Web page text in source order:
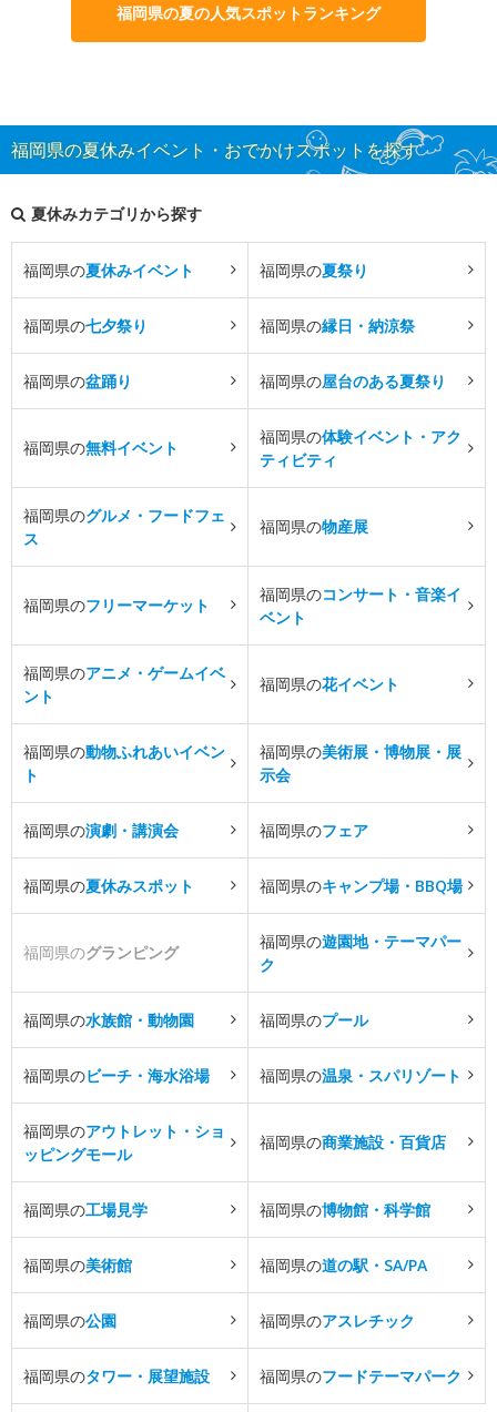
福岡県の夏の人気スポットランキング
福岡県の夏休みイベント・おでかけスポットを探す
夏休みカテゴリから探す
福岡県の夏休みイベント 福岡県の夏祭り
福岡県の七夕祭り 福岡県の縁日・納涼祭
福岡県の盆踊り 福岡県の屋台のある夏祭り
福岡県の無料イベント
福岡県の体験イベント・アク
ティビティ
福岡県のグルメ・フードフェ
ス
福岡県の物産展
福岡県のフリーマーケット
福岡県のコンサート・音楽イ
ベント
福岡県のアニメ・ゲームイベ
ント
福岡県の花イベント
福岡県の動物ふれあいイベン
ト
福岡県の美術展・博物展・展
示会
福岡県の演劇・講演会 福岡県のフェア
福岡県の夏休みスポット 福岡県のキャンプ場・BBQ場
福岡県のグランピング
福岡県の遊園地・テーマパー
ク
福岡県の水族館・動物園 福岡県のプール
福岡県のビーチ・海水浴場 福岡県の温泉・スパリゾート
福岡県のアウトレット・ショ
ッピングモール
福岡県の商業施設・百貨店
福岡県の工場見学 福岡県の博物館・科学館
福岡県の美術館 福岡県の道の駅・SA/PA
福岡県の公園 福岡県のアスレチック
福岡県のタワー・展望施設 福岡県のフードテーマパーク